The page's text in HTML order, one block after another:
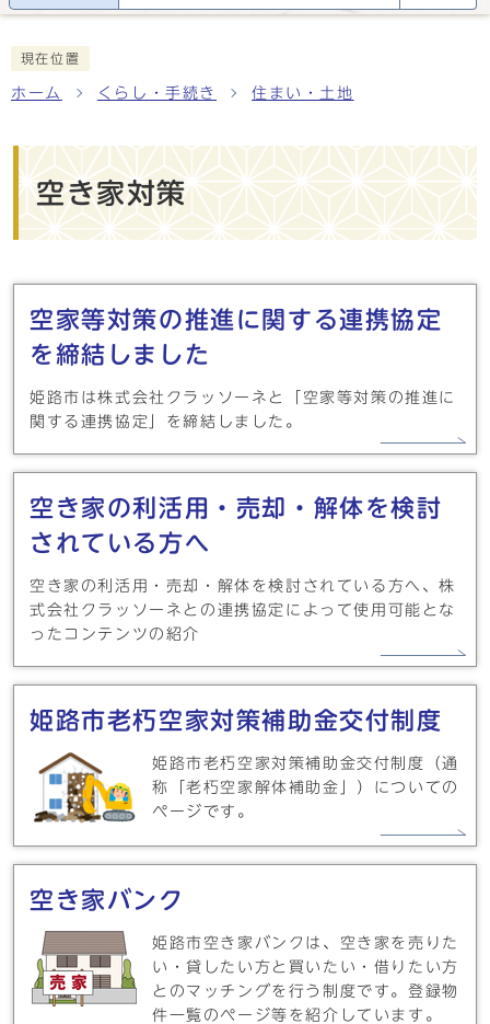
現在位置
ホーム くらし・手続き 住まい・土地
空き家対策
メインメニュー
空家等対策の推進に関する連携協定
を締結しました
姫路市は株式会社クラッソーネと「空家等対策の推進に
関する連携協定」を締結しました。
空き家の利活用・売却・解体を検討
されている方へ
空き家の利活用・売却・解体を検討されている方へ、株
式会社クラッソーネとの連携協定によって使用可能とな
ったコンテンツの紹介
姫路市老朽空家対策補助金交付制度
姫路市老朽空家対策補助金交付制度（通
称「老朽空家解体補助金」）についての
ページです。
空き家バンク
姫路市空き家バンクは、空き家を売りた
い・貸したい方と買いたい・借りたい方
とのマッチングを行う制度です。登録物
件一覧のページ等を紹介しています。